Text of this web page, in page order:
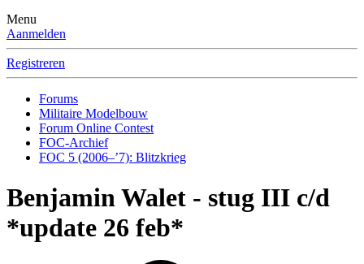
Menu
Aanmelden
Registreren
Forums
Militaire Modelbouw
Forum Online Contest
FOC-Archief
FOC 5 (2006–’7): Blitzkrieg
Benjamin Walet - stug III c/d
*update 26 feb*